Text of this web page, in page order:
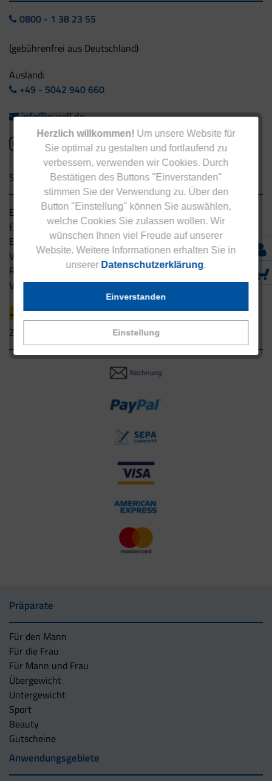
Herzlich willkommen! Um unsere Website für
Sie optimal zu gestalten und fortlaufend zu
verbessern, verwenden wir Cookies. Durch
Bestätigen des Buttons "Einverstanden"
stimmen Sie der Verwendung zu. Über den
Button "Einstellung" können Sie auswählen,
welche Cookies Sie zulassen wollen. Wir
wünschen Ihnen viel Freude auf unserer
Website. Weitere Informationen erhalten Sie in
unserer Datenschutzerklärung.
Einstellung
Einverstanden
0800 - 1 38 23 55
(gebührenfrei aus Deutschland)
Ausland:
+49 - 5042 940 660
info@eucell.de
Service & Versand
Eucell Gesundheitsservice
Eucell Ernährungscoach
Eucell Fitness Coach
Versandbedingungen
Rücksendung
Versandpartner innerhalb Deutschlands
Zahlungsarten
Präparate
Für den Mann
Für die Frau
Für Mann und Frau
Übergewicht
Untergewicht
Sport
Beauty
Gutscheine
Anwendungsgebiete